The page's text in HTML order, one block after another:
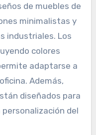
de muebles de
minimalistas y
industriales. Los
colores
adaptarse a
Además,
diseñados para
del